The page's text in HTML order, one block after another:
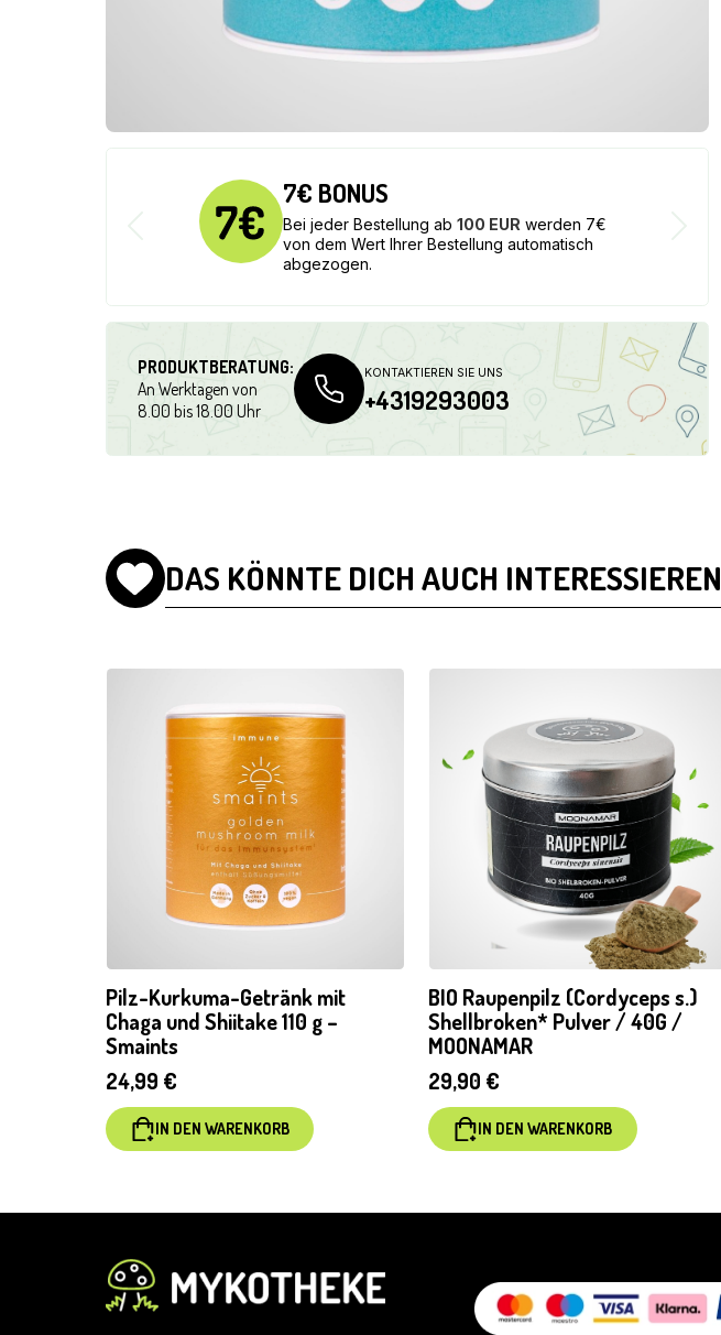
7€ BONUS
Bei jeder Bestellung ab 100 EUR werden 7€
von dem Wert Ihrer Bestellung automatisch
abgezogen.
PRODUKTBERATUNG:
An Werktagen von
8.00 bis 18.00 Uhr
KONTAKTIEREN SIE UNS
+4319293003
DAS KÖNNTE DICH AUCH INTERESSIEREN
Pilz-Kurkuma-Getränk mit
Chaga und Shiitake 110 g –
Smaints
24,99 €
IN DEN WARENKORB
BIO Raupenpilz (Cordyceps s.)
Shellbroken* Pulver / 40G /
MOONAMAR
29,90 €
IN DEN WARENKORB